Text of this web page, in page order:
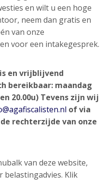
en wilt u een hoge
neem dan gratis en
van onze
voor een intakegesprek.
en vrijblijvend
bereikbaar: maandag
20.00u) Tevens zijn wij
of via
rechterzijde van onze
van deze website,
Klik